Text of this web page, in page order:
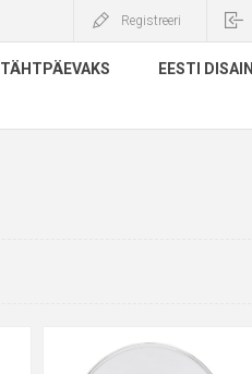
Registreeri
TÄHTPÄEVAKS EESTI DISAIN